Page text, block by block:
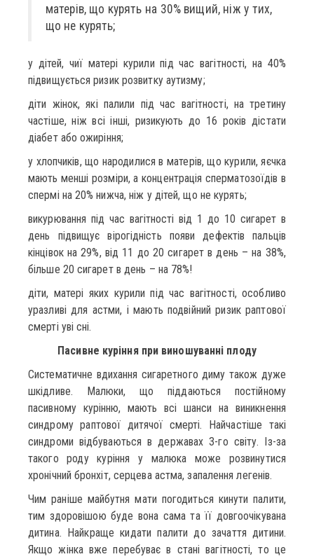
матерів, що курять на 30% вищий, ніж у тих,
що не курять;
у дітей, чиї матері курили під час вагітності, на 40%
підвищується ризик розвитку аутизму;
діти жінок, які палили під час вагітності, на третину
частіше, ніж всі інші, ризикують до 16 років дістати
діабет або ожиріння;
у хлопчиків, що народилися в матерів, що курили, яєчка
мають менші розміри, а концентрація сперматозоїдів в
спермі на 20% нижча, ніж у дітей, що не курять;
викурювання під час вагітності від 1 до 10 сигарет в
день підвищує вірогідність появи дефектів пальців
кінцівок на 29%, від 11 до 20 сигарет в день – на 38%,
більше 20 сигарет в день – на 78%!
діти, матері яких курили під час вагітності, особливо
уразливі для астми, і мають подвійний ризик раптової
смерті уві сні.
Пасивне куріння при виношуванні плоду
Систематичне вдихання сигаретного диму також дуже
шкідливе. Малюки, що піддаються постійному
пасивному курінню, мають всі шанси на виникнення
синдрому раптової дитячої смерті. Найчастіше такі
синдроми відбуваються в державах 3-го світу. Із-за
такого роду куріння у малюка може розвинутися
хронічний бронхіт, серцева астма, запалення легенів.
Чим раніше майбутня мати погодиться кинути палити,
тим здоровішою буде вона сама та її довгоочікувана
дитина. Найкраще кидати палити до зачаття дитини.
Якщо жінка вже перебуває в стані вагітності, то це